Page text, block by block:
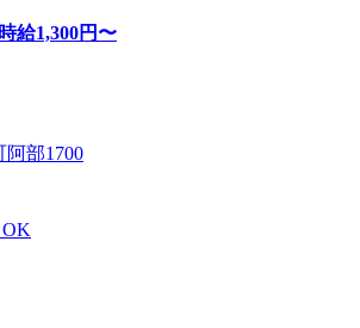
給1,300円〜
阿部1700